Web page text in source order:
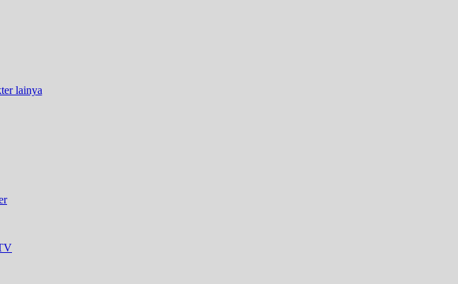
lainya